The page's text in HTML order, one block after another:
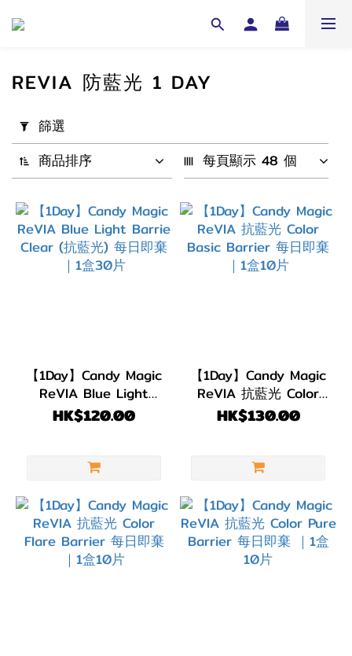
用
篩
選
(0/20)
配
戴
(5)
弧度
(B.C)
(5)
直徑
(DIA)
REVIA 防藍光 1 DAY
篩選
商品排序
每頁顯示 48 個
【1Day】Candy Magic
ReVIA Blue Light
Barrie Clear (抗藍光)
每日即棄 ｜1盒30片
HK$120.00
【1Day】Candy Magic
ReVIA 抗藍光 Color
Basic Barrier 每日即
棄 ｜1盒10片
HK$130.00